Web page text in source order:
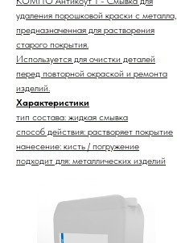
удаления порошковой краски с металла,
предназначенная для растворения
старого покрытия.
Используется для очистки деталей
перед повторной окраской и ремонта
изделий.
Характеристики
тип состава: жидкая смывка
способ действия: растворяет покрытие
нанесение: кисть / погружение
подходит для: металлических изделий